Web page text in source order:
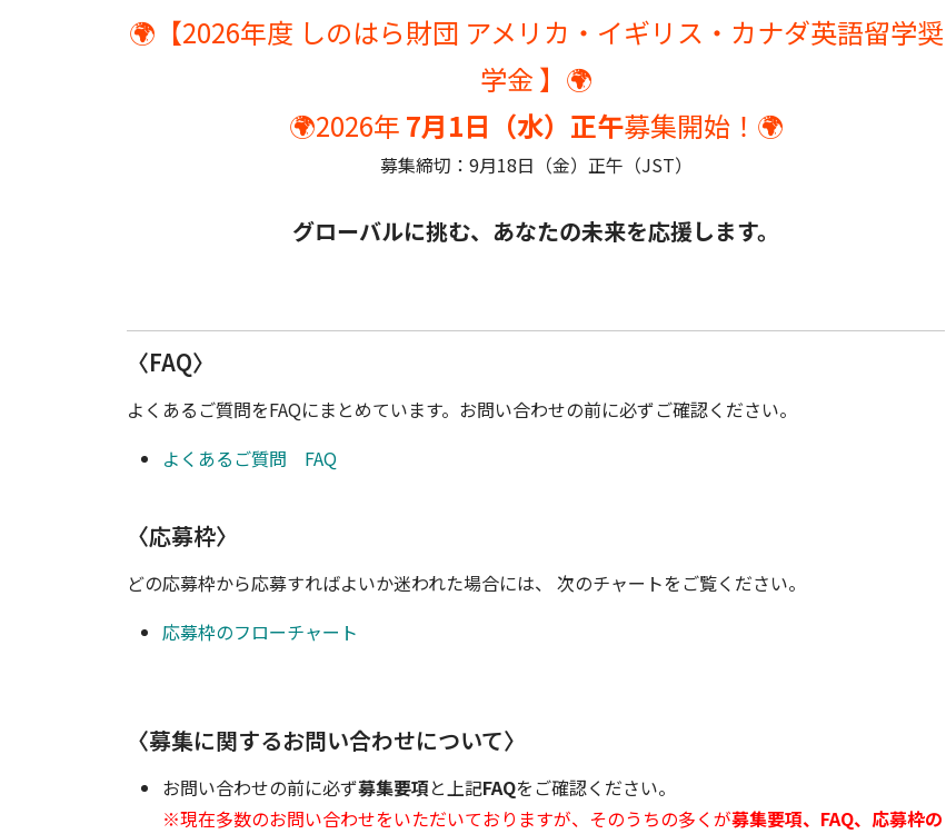
🌍【2026年度 しのはら財団 アメリカ・イギリス・カナダ英語留学奨
学金 】🌍
🌍2026年 7月1日（水）正午募集開始！🌍
募集締切：9月18日（金）正午（JST）
グローバルに挑む、あなたの未来を応援します。
〈FAQ〉
よくあるご質問をFAQにまとめています。お問い合わせの前に必ずご確認ください。
よくあるご質問 FAQ
〈応募枠〉
どの応募枠から応募すればよいか迷われた場合には、 次のチャートをご覧ください。
応募枠のフローチャート
〈募集に関するお問い合わせについて〉
お問い合わせの前に必ず募集要項と上記FAQをご確認ください。
※現在多数のお問い合わせをいただいておりますが、そのうちの多くが募集要項、FAQ、応募枠の